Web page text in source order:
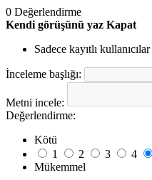
0 Değerlendirme
Kendi görüşünü yaz Kapat
Sadece kayıtlı
İnceleme başlığı:
Metni incele:
Değerlendirme:
Kötü
1
2 3 4
Mükemmel